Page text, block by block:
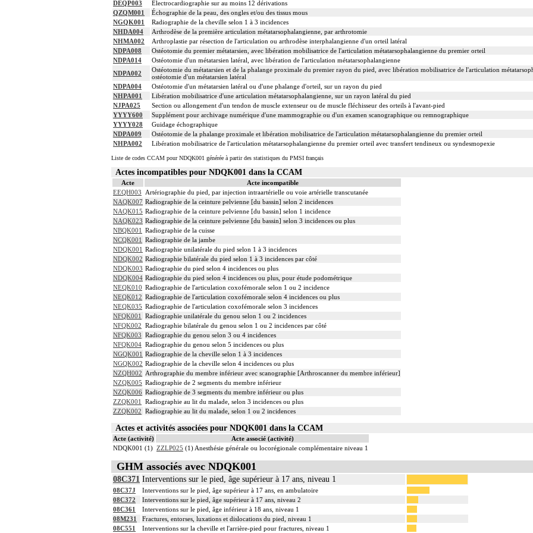
DEQP003
Électrocardiographie sur au moins 12 dérivations
QZQM001
Échographie de la peau, des ongles et/ou des tissus mous
NGQK001
Radiographie de la cheville selon 1 à 3 incidences
NHDA004
Arthrodèse de la première articulation métatarsophalangienne, par arthrotomie
NHMA002
Arthroplastie par résection de l'articulation ou arthrodèse interphalangienne d'un orteil latéral
NDPA008
Ostéotomie du premier métatarsien, avec libération mobilisatrice de l'articulation métatarsophalangienne du premier orteil
NDPA014
Ostéotomie d'un métatarsien latéral, avec libération de l'articulation métatarsophalangienne
NDPA002
Ostéotomie du métatarsien et de la phalange proximale du premier rayon du pied, avec libération mobilisatrice de l'articulation
ostéotomie d'un métatarsien latéral
NDPA004
Ostéotomie d'un métatarsien latéral ou d'une phalange d'orteil, sur un rayon du pied
NHPA001
Libération mobilisatrice d'une articulation métatarsophalangienne, sur un rayon latéral du pied
NJPA025
Section ou allongement d'un tendon de muscle extenseur ou de muscle fléchisseur des orteils à l'avant-pied
YYYY600
Supplément pour archivage numérique d'une mammographie ou d'un examen scanographique ou remnographique
YYYY028
Guidage échographique
NDPA009
Ostéotomie de la phalange proximale et libération mobilisatrice de l'articulation métatarsophalangienne du premier orteil
NHPA002
Libération mobilisatrice de l'articulation métatarsophalangienne du premier orteil avec transfert tendineux ou syndesmopexie
Liste de codes CCAM pour NDQK001 générée à partir des statistiques du PMSI français
Actes incompatibles pour NDQK001 dans la CCAM
Acte
Acte incompatible
EEQH003 Artériographie du pied, par injection intraartérielle ou voie artérielle transcutanée
NAQK007 Radiographie de la ceinture pelvienne [du bassin] selon 2 incidences
NAQK015 Radiographie de la ceinture pelvienne [du bassin] selon 1 incidence
NAQK023 Radiographie de la ceinture pelvienne [du bassin] selon 3 incidences ou plus
NBQK001 Radiographie de la cuisse
NCQK001 Radiographie de la jambe
NDQK001 Radiographie unilatérale du pied selon 1 à 3 incidences
NDQK002 Radiographie bilatérale du pied selon 1 à 3 incidences par côté
NDQK003 Radiographie du pied selon 4 incidences ou plus
NDQK004 Radiographie du pied selon 4 incidences ou plus, pour étude podométrique
NEQK010 Radiographie de l'articulation coxofémorale selon 1 ou 2 incidence
NEQK012 Radiographie de l'articulation coxofémorale selon 4 incidences ou plus
NEQK035 Radiographie de l'articulation coxofémorale selon 3 incidences
NFQK001 Radiographie unilatérale du genou selon 1 ou 2 incidences
NFQK002 Radiographie bilatérale du genou selon 1 ou 2 incidences par côté
NFQK003 Radiographie du genou selon 3 ou 4 incidences
NFQK004 Radiographie du genou selon 5 incidences ou plus
NGQK001 Radiographie de la cheville selon 1 à 3 incidences
NGQK002 Radiographie de la cheville selon 4 incidences ou plus
NZQH002 Arthrographie du membre inférieur avec scanographie [Arthroscanner du membre inférieur]
NZQK005 Radiographie de 2 segments du membre inférieur
NZQK006 Radiographie de 3 segments du membre inférieur ou plus
ZZQK001 Radiographie au lit du malade, selon 3 incidences ou plus
ZZQK002 Radiographie au lit du malade, selon 1 ou 2 incidences
Actes et activités associées pour NDQK001 dans la CCAM
Acte (activité)
Acte associé (activité)
NDQK001 (1) ZZLP025 (1) Anesthésie générale ou locorégionale complémentaire niveau 1
GHM associés avec NDQK001
08C371 Interventions sur le pied, âge supérieur à 17 ans, niveau 1
08C37J
Interventions sur le pied, âge supérieur à 17 ans, en ambulatoire
08C372
Interventions sur le pied, âge supérieur à 17 ans, niveau 2
08C361
Interventions sur le pied, âge inférieur à 18 ans, niveau 1
08M231
Fractures, entorses, luxations et dislocations du pied, niveau 1
08C551
Interventions sur la cheville et l'arrière-pied pour fractures, niveau 1